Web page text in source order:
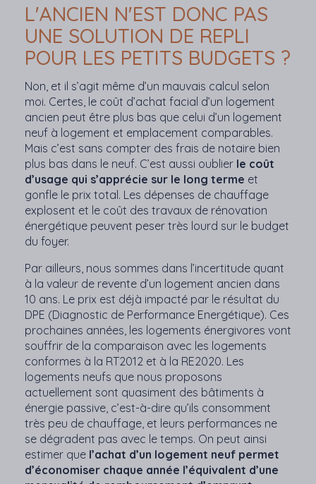
L'ANCIEN N'EST DONC PAS
UNE SOLUTION DE REPLI
POUR LES PETITS BUDGETS ?
Non, et il s’agit même d’un mauvais calcul selon
moi. Certes, le coût d’achat facial d’un logement
ancien peut être plus bas que celui d’un logement
neuf à logement et emplacement comparables.
Mais c’est sans compter des frais de notaire bien
plus bas dans le neuf. C’est aussi oublier le coût
d’usage qui s’apprécie sur le long terme et
gonfle le prix total. Les dépenses de chauffage
explosent et le coût des travaux de rénovation
énergétique peuvent peser très lourd sur le budget
du foyer.
Par ailleurs, nous sommes dans l’incertitude quant
à la valeur de revente d’un logement ancien dans
10 ans. Le prix est déjà impacté par le résultat du
DPE (Diagnostic de Performance Energétique). Ces
prochaines années, les logements énergivores vont
souffrir de la comparaison avec les logements
conformes à la RT2012 et à la RE2020. Les
logements neufs que nous proposons
actuellement sont quasiment des bâtiments à
énergie passive, c’est-à-dire qu’ils consomment
très peu de chauffage, et leurs performances ne
se dégradent pas avec le temps. On peut ainsi
estimer que l’achat d’un logement neuf permet
d’économiser chaque année l’équivalent d’une